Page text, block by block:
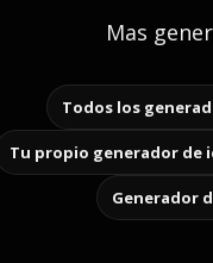
Mas
Todos los
Tu propio generador de
Generador